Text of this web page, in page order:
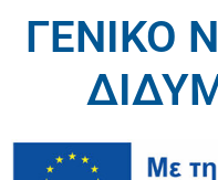
ΓΕΝΙΚΟ